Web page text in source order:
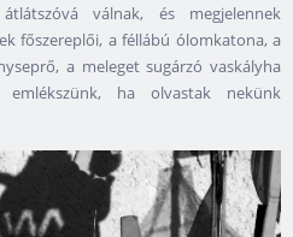
válnak, és megjelennek
főszereplői, a féllábú ólomkatona, a
a meleget sugárzó vaskályha
ha olvastak nekünk